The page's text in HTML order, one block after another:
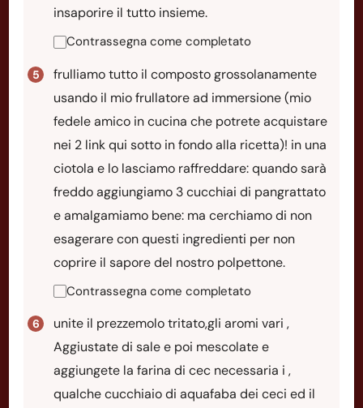
insaporire il tutto insieme.
Contrassegna come completato
frulliamo tutto il composto grossolanamente
usando il mio frullatore ad immersione (mio
fedele amico in cucina che potrete acquistare
nei 2 link qui sotto in fondo alla ricetta)! in una
ciotola e lo lasciamo raffreddare: quando sarà
freddo aggiungiamo 3 cucchiai di pangrattato
e amalgamiamo bene: ma cerchiamo di non
esagerare con questi ingredienti per non
coprire il sapore del nostro polpettone.
Contrassegna come completato
unite il prezzemolo tritato,gli aromi vari ,
Aggiustate di sale e poi mescolate e
aggiungete la farina di cec necessaria i ,
qualche cucchiaio di aquafaba dei ceci ed il